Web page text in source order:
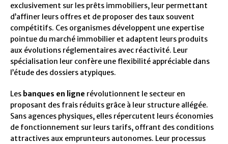
exclusivement sur les prêts immobiliers, leur permettant
d’affiner leurs offres et de proposer des taux souvent
compétitifs. Ces organismes développent une expertise
pointue du marché immobilier et adaptent leurs produits
aux évolutions réglementaires avec réactivité. Leur
spécialisation leur confère une flexibilité appréciable dans
l’étude des dossiers atypiques.
Les banques en ligne révolutionnent le secteur en
proposant des frais réduits grâce à leur structure allégée.
Sans agences physiques, elles répercutent leurs économies
de fonctionnement sur leurs tarifs, offrant des conditions
attractives aux emprunteurs autonomes. Leur processus